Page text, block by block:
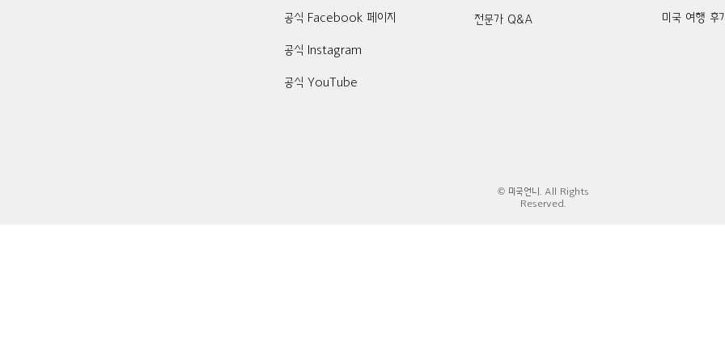
공식 Facebook 페이지
공식 Instagram
공식 YouTube
전문가 Q&A 미국 여행 후
© 미국언니. All Rights
Reserved.